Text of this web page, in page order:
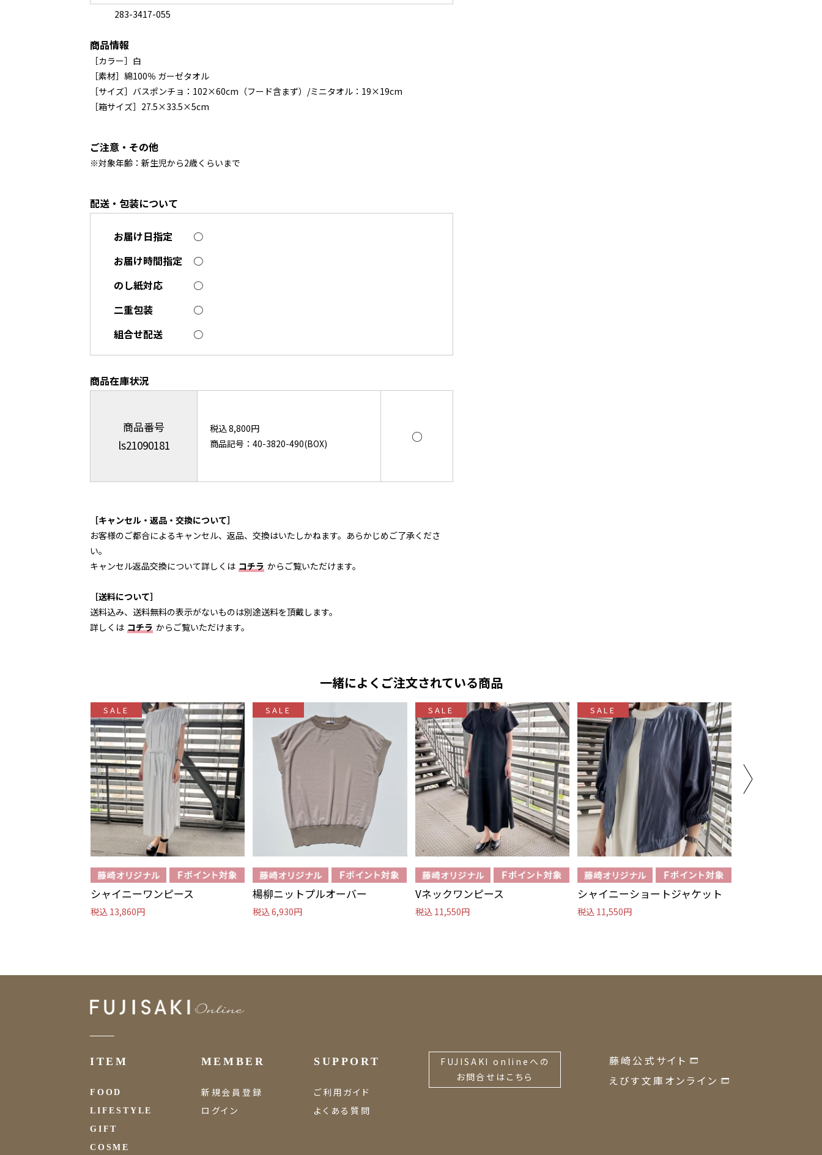
283-3417-055
商品情報
［カラー］白
［素材］綿100％ ガーゼタオル
［サイズ］バスポンチョ：102×60cm（フード含まず）/ミニタオル：19×19cm
［箱サイズ］27.5×33.5×5cm
ご注意・その他
※対象年齢：新生児から2歳くらいまで
配送・包装について
お届け日指定
○
お届け時間指定
○
のし紙対応
○
二重包装
○
組合せ配送
○
商品在庫状況
商品番号
ls21090181
税込 8,800円
商品記号：40-3820-490(BOX)
○
［キャンセル・返品・交換について］
お客様のご都合によるキャンセル、返品、交換はいたしかねます。あらかじめご了承くださ
い。
キャンセル返品交換について詳しくは コチラ からご覧いただけます。
［送料について］
送料込み、送料無料の表示がないものは別途送料を頂戴します。
詳しくは コチラ からご覧いただけます。
一緒によくご注文されている商品
SALE
シャイニーワンピース
税込 13,860円
SALE
楊柳ニットプルオーバー
税込 6,930円
SALE
Vネックワンピース
税込 11,550円
SALE
シャイニーショートジャケット
税込 11,550円
ITEM
FOOD
LIFESTYLE
GIFT
COSME
MEMBER
新規会員登録
ログイン
SUPPORT
ご利用ガイド
よくある質問
FUJISAKI onlineへの
お問合せはこちら
藤崎公式サイト
えびす文庫オンライン